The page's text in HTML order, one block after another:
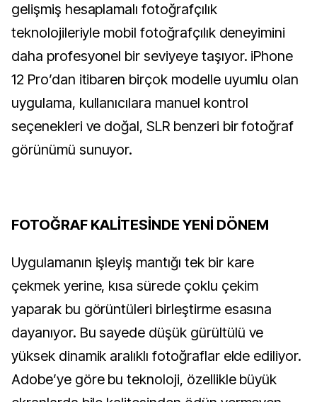
gelişmiş hesaplamalı fotoğrafçılık
teknolojileriyle mobil fotoğrafçılık deneyimini
daha profesyonel bir seviyeye taşıyor. iPhone
12 Pro’dan itibaren birçok modelle uyumlu olan
uygulama, kullanıcılara manuel kontrol
seçenekleri ve doğal, SLR benzeri bir fotoğraf
görünümü sunuyor.
FOTOĞRAF KALİTESİNDE YENİ DÖNEM
Uygulamanın işleyiş mantığı tek bir kare
çekmek yerine, kısa sürede çoklu çekim
yaparak bu görüntüleri birleştirme esasına
dayanıyor. Bu sayede düşük gürültülü ve
yüksek dinamik aralıklı fotoğraflar elde ediliyor.
Adobe’ye göre bu teknoloji, özellikle büyük